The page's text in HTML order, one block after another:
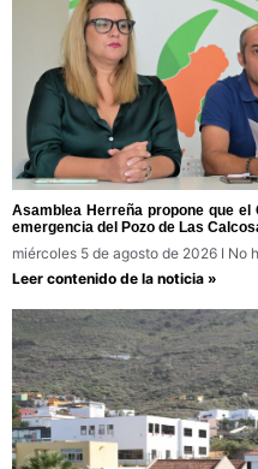
Asamblea Herreña propone que
emergencia del Pozo de Las
miércoles 5 de agosto de 2026
No
Leer contenido de la noticia »